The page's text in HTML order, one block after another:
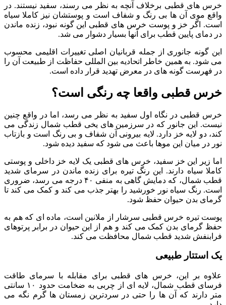
خرس‌ های قطبی برخلاف آنچه به نظر می‌ رسند، سفید نیستند. در
واقع موی آن‌ ها بی‌ رنگ و شفاف است و پوستشان نیز کاملا سیاه
است. اگر خز و پوست خرس‌ های قطبی این‌ گونه نبود، زنده ماندن
در دمای پایین قطب برای آنها بسیار دشوار می‌ شد.
این گونه جانوری از جمله قربانیان اصلی تغییرات اقلیمی محسوب
می‌ شود. به همین خاطر اتحادیه بین‌ المللی حفاظت از طبیعت آن را
در فهرست گونه‌ های در معرض تهدید قرار داده است.
خرس قطبی واقعا چه رنگی است؟
خرس قطبی در نگاه اول سفید به نظر می‌ رسد، اما در واقع چنین
نیست. این جانور که در سرزمین‌ های یخی قطب شمال زندگی می‌
کند، دو لایه خز دارد. لایه بیرونی آن شفاف و بی‌ رنگ است و بازتاب
نور در میان این موها باعث می‌ شود که سفید دیده شود.
اما زیر این خز سفید، خرس‌ های قطبی یک لایه خز داخلی و پوستی
کاملا سیاه دارند. این رنگ تیره برای زنده ماندن در سرمای شدید
قطب شمال، که دمایش گاهی به منفی ۴۰ درجه می‌ رسد، ضروری
است. رنگ سیاه نور خورشید را بهتر جذب می‌ کند و کمک می‌ کند تا
گرمای بدن حیوان حفظ شود.
پوست تیره خرس قطبی سرشار از ملانین است، ماده‌ ای که هم به
حفظ گرمای بدن کمک می‌ کند و هم از این حیوان در برابر پرتوهای
فرابنفش شدید قطب شمال محافظت می‌ کند.
یک استتار طبیعی
علاوه بر این، خرس‌ های قطبی برای مقابله با سرمای طاقت‌
فرسای قطب شمال، لایه‌ ای از چربی به ضخامت حدود ۱۰ سانتی‌
متر دارند که آن‌ ها را حتی در سردترین زمستان‌ ها گرم نگه می‌